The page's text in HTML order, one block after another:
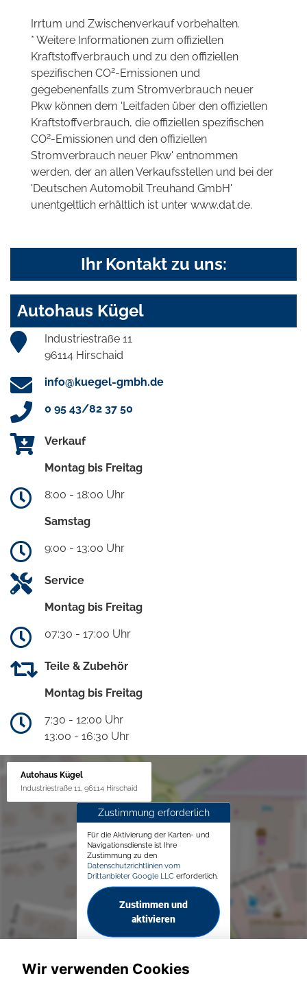
Irrtum und Zwischenverkauf vorbehalten.
* Weitere Informationen zum offiziellen
Kraftstoffverbrauch und zu den offiziellen
spezifischen CO2-Emissionen und
gegebenenfalls zum Stromverbrauch neuer
Pkw können dem 'Leitfaden über den offiziellen
Kraftstoffverbrauch, die offiziellen spezifischen
CO2-Emissionen und den offiziellen
Stromverbrauch neuer Pkw' entnommen
werden, der an allen Verkaufsstellen und bei der
'Deutschen Automobil Treuhand GmbH'
unentgeltlich erhältlich ist unter www.dat.de.
Ihr Kontakt zu uns:
Autohaus Kügel
Industriestraße 11
96114 Hirschaid
info@kuegel-gmbh.de
0 95 43/82 37 50
Verkauf
Montag bis Freitag
8:00 - 18:00 Uhr
Samstag
9:00 - 13:00 Uhr
Service
Montag bis Freitag
07:30 - 17:00 Uhr
Teile & Zubehör
Montag bis Freitag
7:30 - 12:00 Uhr
13:00 - 16:30 Uhr
Autohaus Kügel
Industriestraße 11, 96114 Hirschaid
Zustimmung erforderlich
Für die Aktivierung der Karten- und
Navigationsdienste ist Ihre
Zustimmung zu den
Datenschutzrichtlinien vom
Drittanbieter Google LLC erforderlich.
Zustimmen und
aktivieren
Wir verwenden Cookies